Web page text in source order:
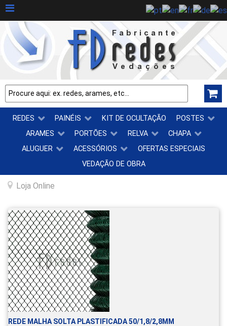
REDES PAINÉIS KIT DE OCULTAÇÃO
POSTES
ARAMES
PORTÕES RELVA
CHAPA
ALUGUER
ACESSÓRIOS
OFERTAS ESPECIAIS
VEDAÇÃO DE OBRA
Loja Online
REDE MALHA SOLTA PLASTIFICADA 50/1,8/2,8MM